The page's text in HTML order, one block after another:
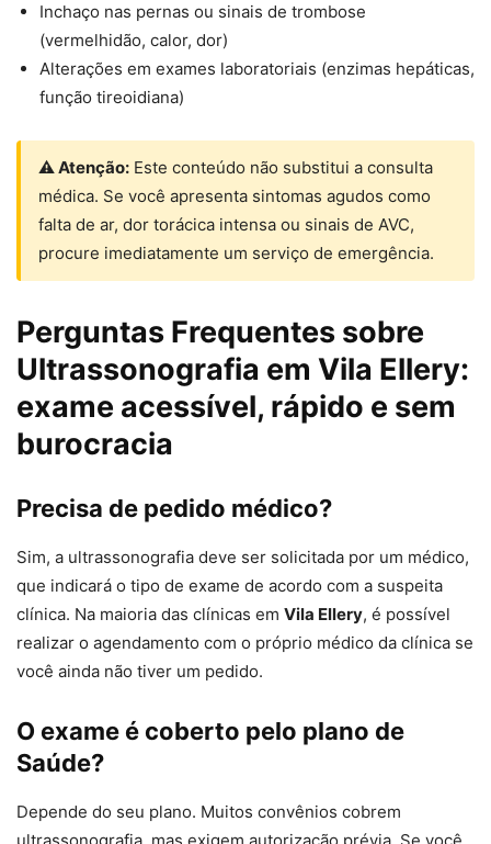
Inchaço nas pernas ou sinais de trombose
(vermelhidão, calor, dor)
Alterações em exames laboratoriais (enzimas hepáticas,
função tireoidiana)
⚠ Atenção: Este conteúdo não substitui a consulta
médica. Se você apresenta sintomas agudos como
falta de ar, dor torácica intensa ou sinais de AVC,
procure imediatamente um serviço de emergência.
Perguntas Frequentes sobre
Ultrassonografia em Vila Ellery:
exame acessível, rápido e sem
burocracia
Precisa de pedido médico?
Sim, a ultrassonografia deve ser solicitada por um médico,
que indicará o tipo de exame de acordo com a suspeita
clínica. Na maioria das clínicas em Vila Ellery, é possível
realizar o agendamento com o próprio médico da clínica se
você ainda não tiver um pedido.
O exame é coberto pelo plano de
Saúde?
Depende do seu plano. Muitos convênios cobrem